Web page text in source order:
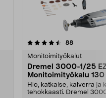
88arvostelut
Monitoimityökalut
Dremel 3000-1/25
Monitoimityökalu 130
osaa
Hio, katkaise, kaiverra ja
tehokkaasti. Dremel
4.5viidestä